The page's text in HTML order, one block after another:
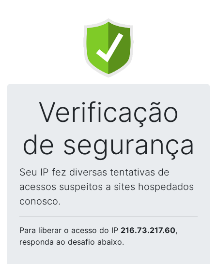
Verificação
de segurança
Seu IP fez diversas tentativas de
acessos suspeitos a sites hospedados
conosco.
Para liberar o acesso do IP 216.73.217.60,
responda ao desafio abaixo.